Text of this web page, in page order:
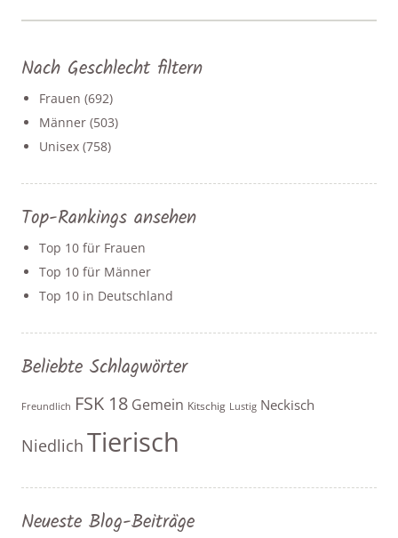
Nach Geschlecht filtern
Frauen (692)
Männer (503)
Unisex (758)
Top-Rankings ansehen
Top 10 für Frauen
Top 10 für Männer
Top 10 in Deutschland
Beliebte Schlagwörter
Freundlich FSK 18 Gemein Kitschig Lustig Neckisch
Niedlich Tierisch
Neueste Blog-Beiträge